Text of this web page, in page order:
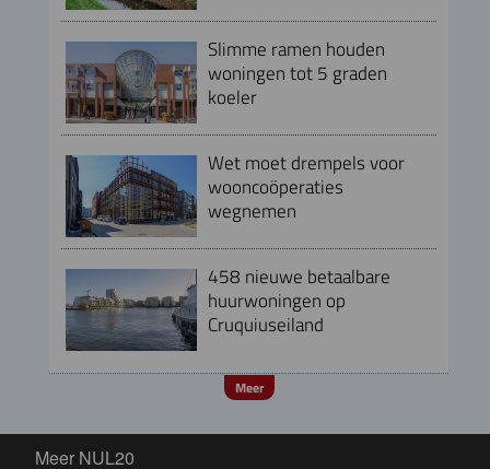
Slimme ramen houden
woningen tot 5 graden
koeler
Wet moet drempels voor
wooncoöperaties
wegnemen
458 nieuwe betaalbare
huurwoningen op
Cruquiuseiland
Meer
Meer NUL20